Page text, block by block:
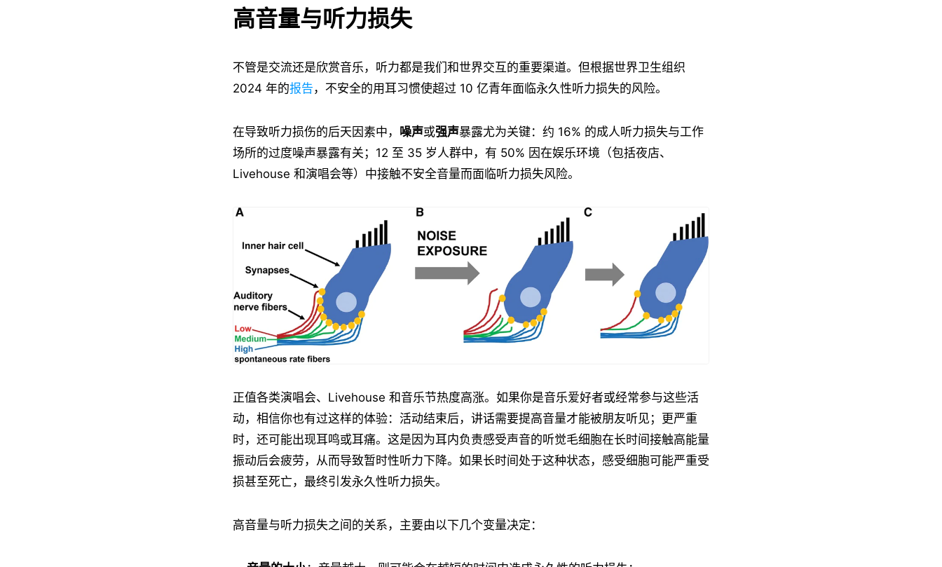
高音量与听力损失
不管是交流还是欣赏音乐，听力都是我们和世界交互的重要渠道。但根据世界卫生组织
2024 年的报告 ，不安全的用耳习惯使超过 10 亿青年面临永久性听力损失的风险。
在导致听力损伤的后天因素中， 噪声或强声暴露尤为关键：约 16% 的成人听力损失与工作
场所的过度噪声暴露有关；12 至 35 岁人群中，有 50% 因在娱乐环境（包括夜店、
Livehouse 和演唱会等）中接触不安全音量而面临听力损失风险。
正值各类演唱会、Livehouse 和音乐节热度高涨。如果你是音乐爱好者或经常参与这些活
动，相信你也有过这样的体验：活动结束后，讲话需要提高音量才能被朋友听见；更严重
时，还可能出现耳鸣或耳痛。这是因为耳内负责感受声音的听觉毛细胞在长时间接触高能量
振动后会疲劳，从而导致暂时性听力下降。如果长时间处于这种状态，感受细胞可能严重受
损甚至死亡，最终引发永久性听力损失。
高音量与听力损失之间的关系，主要由以下几个变量决定：